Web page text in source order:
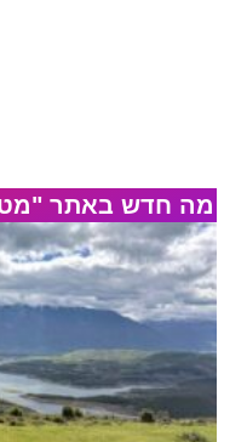
מה חדש באתר